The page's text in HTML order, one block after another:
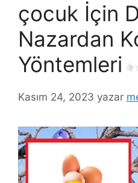
çocuk İçin
Nazardan
Yöntemleri
Kasım 24, 2023 yazar